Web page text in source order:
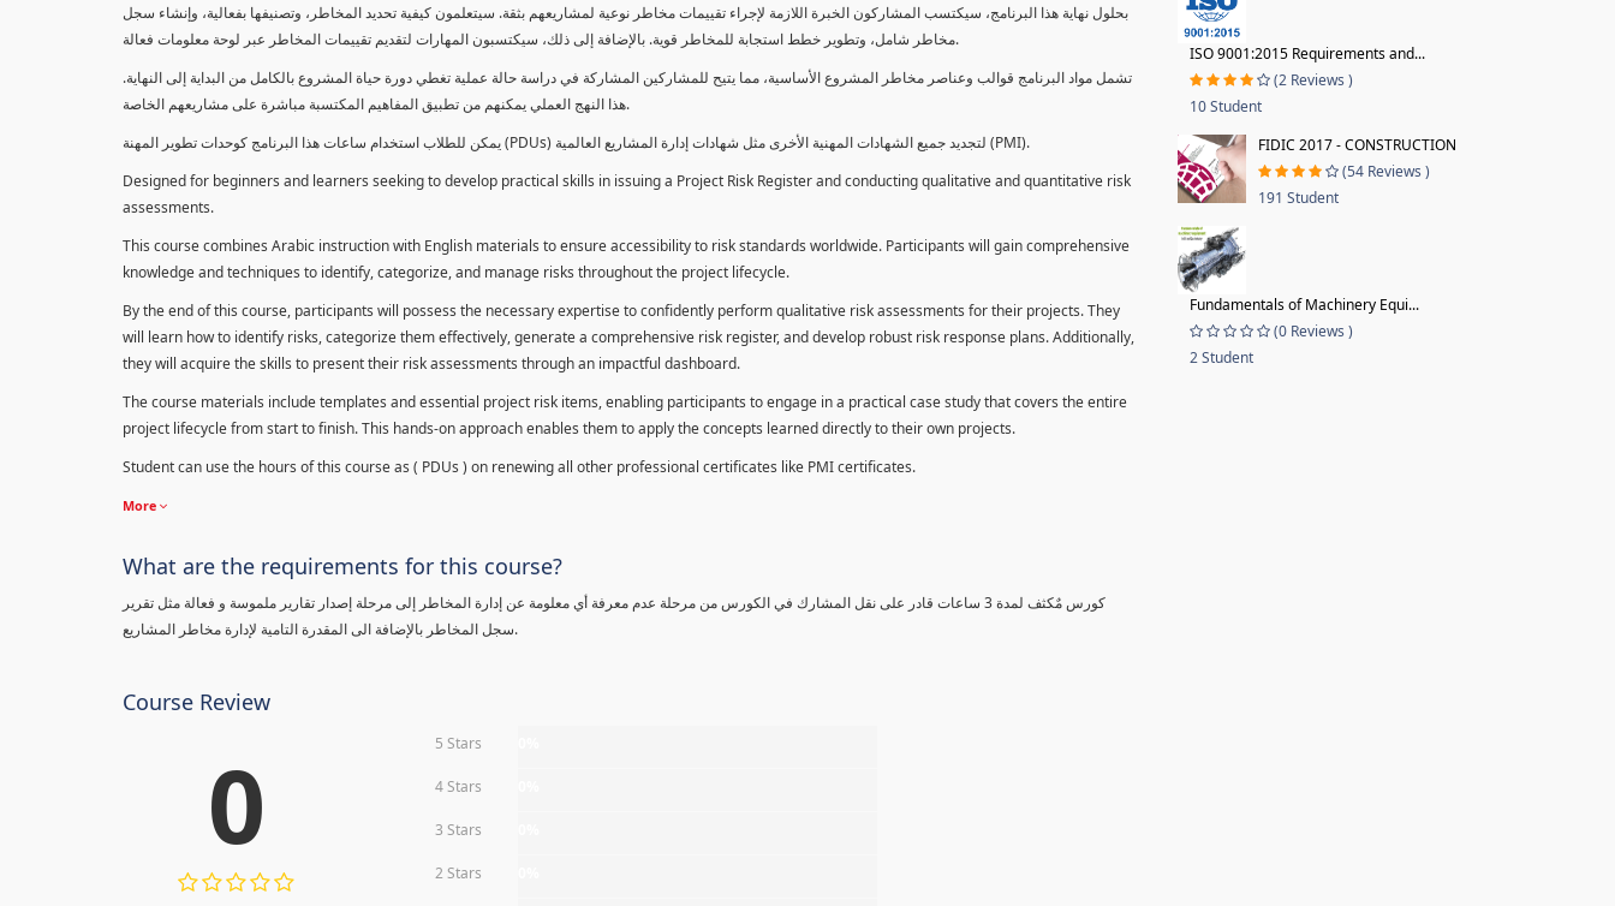
بحلول نهاية هذا البرنامج، سيكتسب المشاركون الخبرة اللازمة لإجراء تقييمات مخاطر نوعية لمشاريعهم بثقة. سيتعلمون كيفية تحديد المخاطر، وتصنيفها بفعالية، وإنشاء سجل
مخاطر شامل، وتطوير خطط استجابة للمخاطر قوية. بالإضافة إلى ذلك، سيكتسبون المهارات لتقديم تقييمات المخاطر عبر لوحة معلومات فعالة.
تشمل مواد البرنامج قوالب وعناصر مخاطر المشروع الأساسية، مما يتيح للمشاركين المشاركة في دراسة حالة عملية تغطي دورة حياة المشروع بالكامل من البداية إلى النهاية.
هذا النهج العملي يمكنهم من تطبيق المفاهيم المكتسبة مباشرة على مشاريعهم الخاصة.
يمكن للطلاب استخدام ساعات هذا البرنامج كوحدات تطوير المهنة (PDUs) لتجديد جميع الشهادات المهنية الأخرى مثل شهادات إدارة المشاريع العالمية (PMI).
Designed for beginners and learners seeking to develop practical skills in issuing a Project Risk Register and conducting qualitative and quantitative risk
assessments.
This course combines Arabic instruction with English materials to ensure accessibility to risk standards worldwide. Participants will gain comprehensive
knowledge and techniques to identify, categorize, and manage risks throughout the project lifecycle.
By the end of this course, participants will possess the necessary expertise to confidently perform qualitative risk assessments for their projects. They
will learn how to identify risks, categorize them effectively, generate a comprehensive risk register, and develop robust risk response plans. Additionally,
they will acquire the skills to present their risk assessments through an impactful dashboard.
The course materials include templates and essential project risk items, enabling participants to engage in a practical case study that covers the entire
project lifecycle from start to finish. This hands-on approach enables them to apply the concepts learned directly to their own projects.
Student can use the hours of this course as ( PDUs ) on renewing all other professional certificates like PMI certificates.
More
What are the requirements for this course?
كورس مٌكثف لمدة 3 ساعات قادر على نقل المشارك في الكورس من مرحلة عدم معرفة أي معلومة عن إدارة المخاطر إلى مرحلة إصدار تقارير ملموسة و فعالة مثل تقرير
سجل المخاطر بالإضافة الى المقدرة التامية لإدارة مخاطر المشاريع.
Course Review
0 5 Stars
4 Stars
3 Stars
2 Stars
ISO 9001:2015 Requirements and...
(2 Reviews )
10 Student
FIDIC 2017 - CONSTRUCTION
(54 Reviews )
191 Student
Fundamentals of Machinery Equi...
(0 Reviews )
2 Student